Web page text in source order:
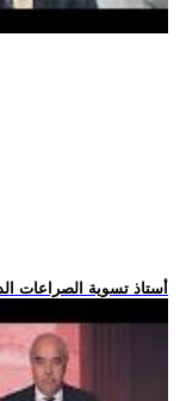
.. أستاذ تسوية الصراعات